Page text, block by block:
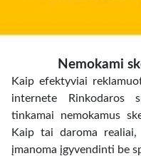
Nemokami
Kaip efektyviai
internete Rinkodaros
tinkamai nemokamus
Kaip tai daroma
įmanoma įgyvendinti be